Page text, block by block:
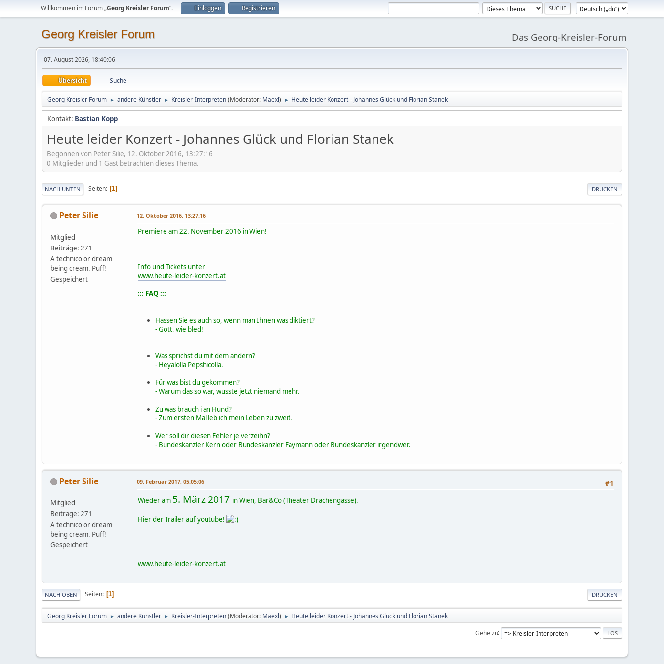
Willkommen im Forum „Georg Kreisler Forum“. Einloggen Registrieren
Georg Kreisler Forum Das Georg-Kreisler-Forum
07. August 2026, 18:40:06
Übersicht Suche
Georg Kreisler Forum ► andere Künstler ► Kreisler-Interpreten(Moderator: Maexl) ► Heute leider Konzert - Johannes Glück und Florian Stanek
Kontakt: Bastian Kopp
Heute leider Konzert - Johannes Glück und Florian Stanek
Begonnen von Peter Silie, 12. Oktober 2016, 13:27:16
0 Mitglieder und 1 Gast betrachten dieses Thema.
DRUCKEN
NACH UNTEN Seiten 1
Peter Silie
Mitglied
Beiträge: 271
A technicolor dream
being cream. Puff!
Gespeichert
12. Oktober 2016, 13:27:16
Premiere am 22. November 2016 in Wien!
Info und Tickets unter
www.heute-leider-konzert.at
::: FAQ :::
Hassen Sie es auch so, wenn man Ihnen was diktiert?
- Gott, wie bled!
Was sprichst du mit dem andern?
- Heyalolla Pepshicolla.
Für was bist du gekommen?
- Warum das so war, wusste jetzt niemand mehr.
Zu was brauch i an Hund?
- Zum ersten Mal leb ich mein Leben zu zweit.
Wer soll dir diesen Fehler je verzeihn?
- Bundeskanzler Kern oder Bundeskanzler Faymann oder Bundeskanzler irgendwer.
Peter Silie
Mitglied
Beiträge: 271
A technicolor dream
being cream. Puff!
Gespeichert
#1
09. Februar 2017, 05:05:06
Wieder am 5. März 2017 in Wien, Bar&Co (Theater Drachengasse).
Hier der Trailer auf youtube!
www.heute-leider-konzert.at
DRUCKEN
NACH OBEN Seiten 1
Georg Kreisler Forum ► andere Künstler ► Kreisler-Interpreten(Moderator: Maexl) ► Heute leider Konzert - Johannes Glück und Florian Stanek
Gehe zu